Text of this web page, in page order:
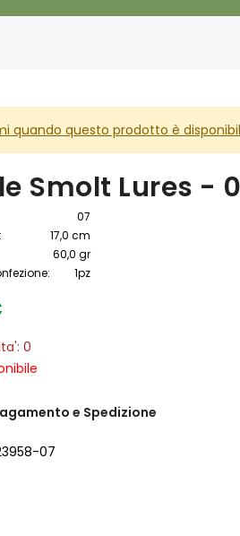
quando questo prodotto è
Smolt Lures -
07
17,0 cm
60,0 gr
1pz
0
e Spedizione
07